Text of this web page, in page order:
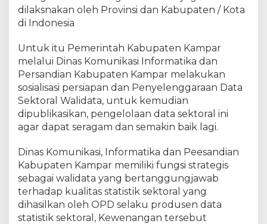
r
r
c
h
o
E
f
r
l
,
S
T
T
P
dilaksnakan oleh Provinsi dan Kabupaten / Kota
di Indonesia
Untuk itu Pemerintah Kabupaten Kampar
melalui Dinas Komunikasi Informatika dan
Persandian Kabupaten Kampar melakukan
sosialisasi persiapan dan Penyelenggaraan Data
Sektoral Walidata, untuk kemudian
dipublikasikan, pengelolaan data sektoral ini
agar dapat seragam dan semakin baik lagi.
Dinas Komunikasi, Informatika dan Peesandian
Kabupaten Kampar memiliki fungsi strategis
sebagai walidata yang bertanggungjawab
terhadap kualitas statistik sektoral yang
dihasilkan oleh OPD selaku produsen data
statistik sektoral, Kewenangan tersebut